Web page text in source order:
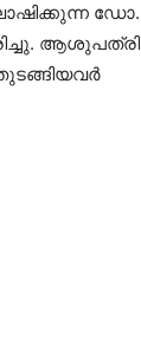
ഡോ.
ആശുപത്രി